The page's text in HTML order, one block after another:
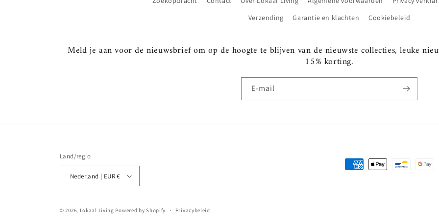
Verzending
Garantie en klachten Cookiebeleid
Meld je aan voor de nieuwsbrief om op de hoogte te blijven van de nieuwste collecties, leuke
15% korting.
E‑mail
Land/regio
Nederland | EUR €
Betaalmethoden
© 2026, Lokaal Living Powered by Shopify Privacybeleid